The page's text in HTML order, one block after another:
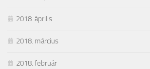
2018. április
2018. március
2018. február